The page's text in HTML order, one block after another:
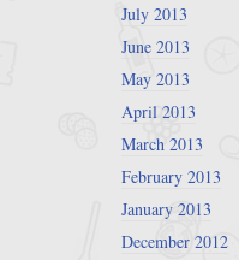
July 2013
June 2013
May 2013
April 2013
March 2013
February 2013
January 2013
December 2012